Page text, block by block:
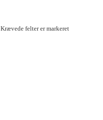
Krævede felter er markeret